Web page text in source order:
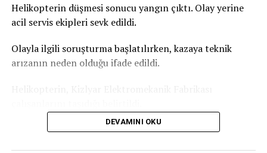
Türkiye’de de yeni haftada aşırı sıcak hava dalgası etkili
olacak. İstanbul’da hava sıcaklığının yarın 31 dereceye,
basınında yer alan haberlere göre Akdeniz Bölgesi
genelinde gölgede hissedilen sıcaklık 36-39 derece.
Helikopterin düşmesi sonucu yangın çıktı. Olay yerine
acil servis ekipleri sevk edildi.
Olayla ilgili soruşturma başlatılırken, kazaya teknik
arızanın neden olduğu ifade edildi.
Dağıstan Özerk Cumhuriyeti Başkanı Sergey Melikov,
DEVAMINI OKU